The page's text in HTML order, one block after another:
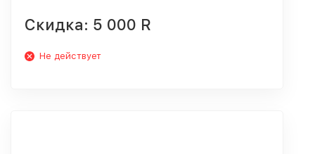
Скидка: 5 000 R
Не действует